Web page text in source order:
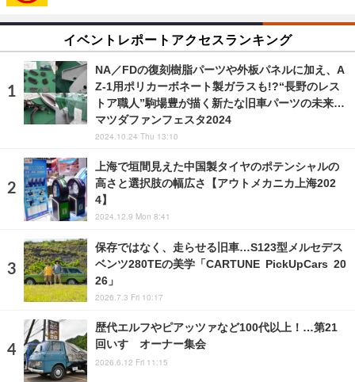
イベントレポートアクセスランキング
NA／FDの復刻樹脂パーツや外板パネルに加え、A
Z-1用ポリカーボネート製ガラスも!?“長野のレス
トア職人”駒場豊が描く新たな旧車パーツの未来…
マツダファンフェスタ2024
2024.10.24 Thu 13:10
上海で垣間見えた中国製タイヤのポテンシャルの
高さと選択肢の幅広さ【アウトメカニカ上海202
4】
2024.12.9 Mon 8:41
保存ではなく、走らせる旧車…S123型メルセデス
ベンツ280TEの美学「CARTUNE PickUpCars 20
26」
2026.7.3 Fri 10:17
歴代エルフやピアッツァなど100代以上！…第21
回いすゞオーナー集会
2026.6.12 Fri 11:15